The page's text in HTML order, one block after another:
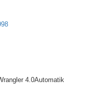
4.0Automatik